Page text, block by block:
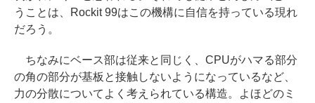
うことは、Rockit 99はこの機構に自信を持っている現れ
だろう。
ちなみにベース部は従来と同じく、CPUがハマる部分
の角の部分が基板と接触しないようになっているなど、
力の分散についてよく考えられている構造。よほどのミ